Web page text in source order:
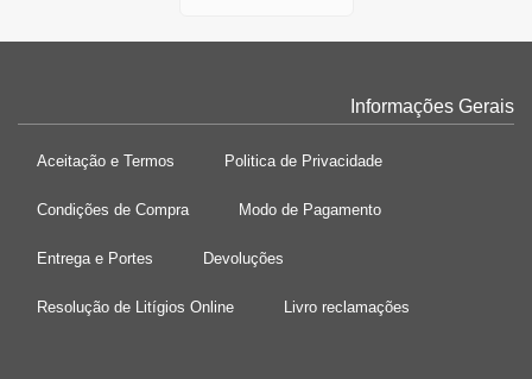
Informações Gerais
Aceitação e Termos Politica de Privacidade
Condições de Compra Modo de Pagamento
Entrega e Portes Devoluções
Resolução de Litígios Online Livro reclamações